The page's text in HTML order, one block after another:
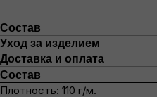
Состав
Уход за изделием
Доставка и оплата
Состав
Плотность: 110 г/м.